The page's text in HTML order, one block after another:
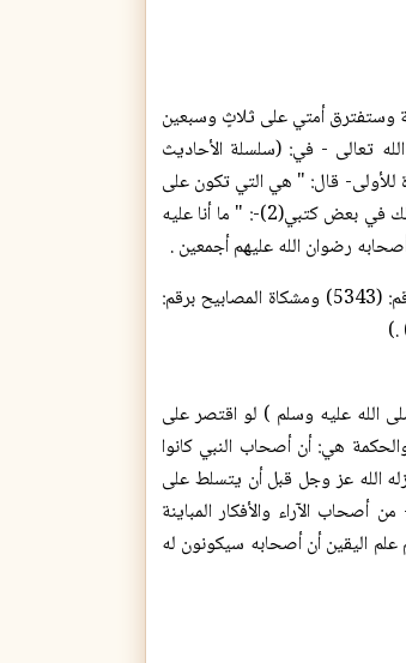
وستفترق أمتي على ثلاثٍ وسبعين
تعالى - في: (سلسلة الأحاديث
وهي مفسرة للأولى- قال: " هي التي تكون على
ما أنا عليه وأصحابي". فقوله(صلی الله علیه وسلم ) في هذه الرواية الثانية - وهي رواية حسنة كما بينت ذلك في بعض كتبي(2)-: " ما أنا عليه
رضوان الله عليهم أجمعين .
(2)( سلسلة الأحاديث الصحيحة (1/ 407)، (3/ 334)، وصحيح الترمذي برقم: (2641) وصحيح الجامع برقم: (5343) ومشكاة المصابيح برقم:
الله علیه وسلم ) لو اقتصر على
هي: أن أصحاب النبي كانوا
الله عز وجل قبل أن يتسلط على
الآراء والأفكار المباينة
اليقين أن أصحابه سيكونون له